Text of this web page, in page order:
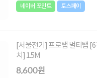
네이버 포인트 토스페이
[서울전기] 프로탭 멀티탭
치] 1.5M
8,600원